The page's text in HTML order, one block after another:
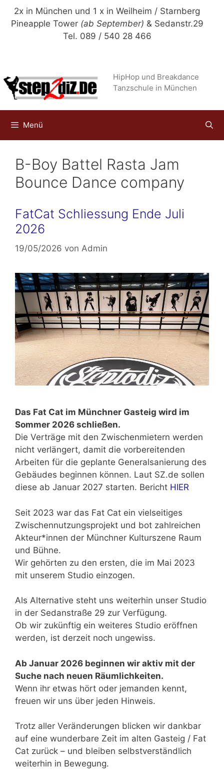
Zum
Inhalt
2x in München und 1 x in Weilheim / Starnberg
Pineapple Tower (ab September) & Sedanstr.29
Tel. 089 / 540 28 466
HipHop und Breakdance
Tanzschule in München
Menü
B-Boy Battel Rasta Jam
Bounce Dance company
FatCat Schliessung Ende Juli
2026
19/05/2026 von Admin
Das Fat Cat im Münchner Gasteig wird im
Sommer 2026 schließen.
Die Verträge mit den Zwischenmietern werden
nicht verlängert, damit die vorbereitenden
Arbeiten für die geplante Generalsanierung des
Gebäudes beginnen können. Laut SZ.de sollen
diese ab Januar 2027 starten. Bericht HIER
Seit 2023 war das Fat Cat ein vielseitiges
Zwischennutzungsprojekt und bot zahlreichen
Akteur*innen der Münchner Kulturszene Raum
und Bühne.
Wir gehörten zu den ersten, die im Mai 2023
mit unserem Studio einzogen.
Als Alternative steht uns weiterhin unser Studio
in der Sedanstraße 29 zur Verfügung.
Ob wir zukünftig ein weiteres Studio eröffnen
werden, ist derzeit noch ungewiss.
Ab Januar 2026 beginnen wir aktiv mit der
Suche nach neuen Räumlichkeiten.
Wenn ihr etwas hört oder jemanden kennt,
freuen wir uns über jeden Hinweis.
Trotz aller Veränderungen blicken wir dankbar
auf eine wunderbare Zeit im alten Gasteig / Fat
Cat zurück – und bleiben selbstverständlich
weiterhin in Bewegung.